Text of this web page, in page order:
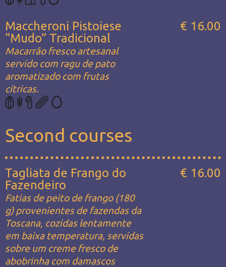
Maccheroni Pistoiese
“Mudo” Tradicional
Macarrão fresco artesanal
servido com ragu de pato
aromatizado com frutas
cítricas.
€ 16.00
Second courses
Tagliata de Frango do
Fazendeiro
Fatias de peito de frango (180
g) provenientes de fazendas da
Toscana, cozidas lentamente
em baixa temperatura, servidas
sobre um creme fresco de
abobrinha com damascos
€ 16.00